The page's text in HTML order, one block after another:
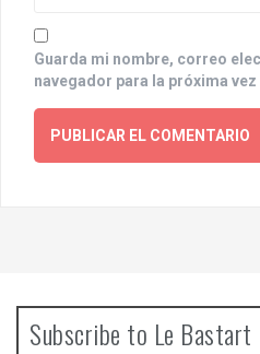
Guarda mi nombre, correo
navegador para la próxima
Subscribe to Le Bastart